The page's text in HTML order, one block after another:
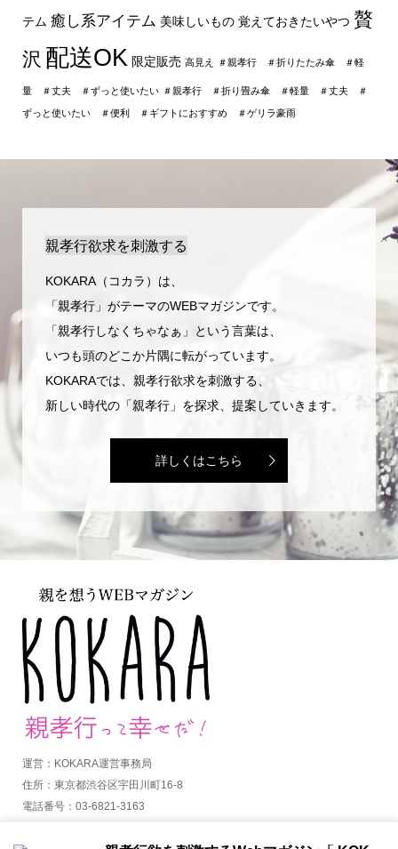
テム 癒し系アイテム 美味しいもの 覚えておきたいやつ 贅
沢 配送OK 限定販売 高見え ＃親孝行 ＃折りたたみ傘 ＃軽
量 ＃丈夫 ＃ずっと使いたい ＃親孝行 ＃折り畳み傘 ＃軽量 ＃丈夫 ＃
ずっと使いたい ＃便利 ＃ギフトにおすすめ ＃ゲリラ豪雨
親孝行欲求を刺激する
KOKARA（コカラ）は、
「親孝行」がテーマのWEBマガジンです。
「親孝行しなくちゃなぁ」という言葉は、
いつも頭のどこか片隅に転がっています。
KOKARAでは、親孝行欲求を刺激する、
新しい時代の「親孝行」を探求、提案していきます。
詳しくはこちら
運営：KOKARA運営事務局
住所：東京都渋谷区宇田川町16-8
電話番号：03-6821-3163